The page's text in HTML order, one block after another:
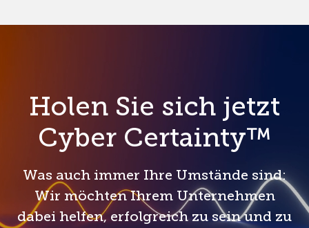
Holen Sie sich jetzt
Cyber Certainty™
Was auch immer Ihre Umstände sind:
Wir möchten Ihrem Unternehmen
dabei helfen, erfolgreich zu sein und zu